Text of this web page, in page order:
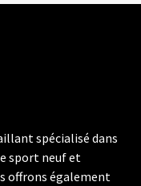
spécialisé dans
sport neuf et
offrons également